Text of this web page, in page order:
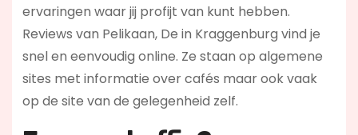
ervaringen waar jij profijt van kunt hebben.
Reviews van Pelikaan, De in Kraggenburg vind je
snel en eenvoudig online. Ze staan op algemene
sites met informatie over cafés maar ook vaak
op de site van de gelegenheid zelf.